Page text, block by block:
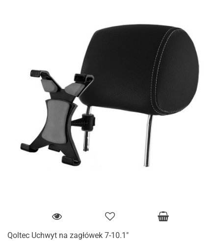
Qoltec Uchwyt na zagłówek 7-10.1"